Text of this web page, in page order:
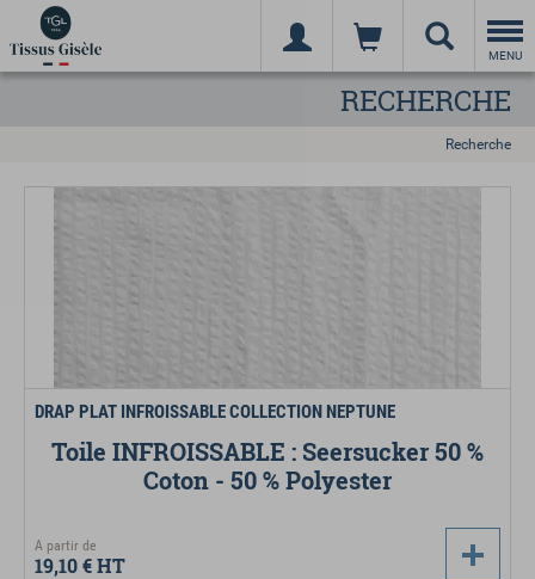
MENU
RECHERCHE
Recherche
DRAP PLAT INFROISSABLE COLLECTION NEPTUNE
Toile INFROISSABLE : Seersucker 50 %
Coton - 50 % Polyester
A partir de
19,10 €HT